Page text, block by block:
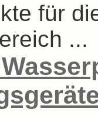
für
...